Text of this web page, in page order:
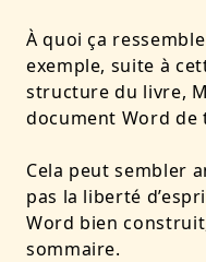
À quoi ça
exemple, suite à
structure du livre,
document Word de
Cela peut sembler
pas la liberté
Word bien
sommaire.